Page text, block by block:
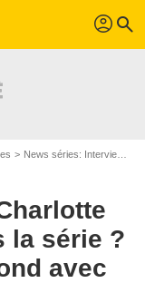
profil search
News séries: Interviews
la série ?
avec